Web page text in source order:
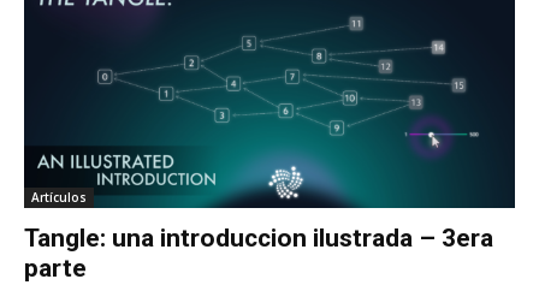
Artículos
Tangle: una introduccion ilustrada – 3era
parte